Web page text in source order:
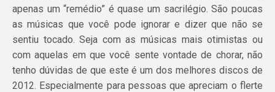
apenas um “remédio” é quase um sacrilégio. São poucas
as músicas que você pode ignorar e dizer que não se
sentiu tocado. Seja com as músicas mais otimistas ou
com aquelas em que você sente vontade de chorar, não
tenho dúvidas de que este é um dos melhores discos de
2012. Especialmente para pessoas que apreciam o flerte